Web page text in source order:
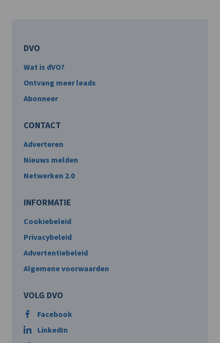
DVO
Wat is dVO?
Ontvang meer leads
Abonneer
CONTACT
Adverteren
Nieuws melden
Netwerken 2.0
INFORMATIE
Cookiebeleid
Privacybeleid
Advertentiebeleid
Algemene voorwaarden
VOLG DVO
Facebook
LinkedIn